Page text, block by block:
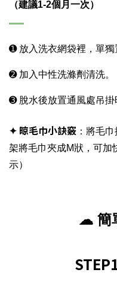
（建議1-2個月一次）
➊ 放入洗衣網袋裡，單獨
➋ 加入中性洗滌劑清洗。
➌ 脫水後放置通風處吊掛
✦ 晾毛巾小訣竅 ：將毛
架將毛巾夾成M狀，可加
示）
☁ 簡